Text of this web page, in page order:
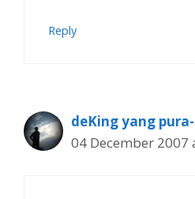
Reply
deKing yang
04 December 2007